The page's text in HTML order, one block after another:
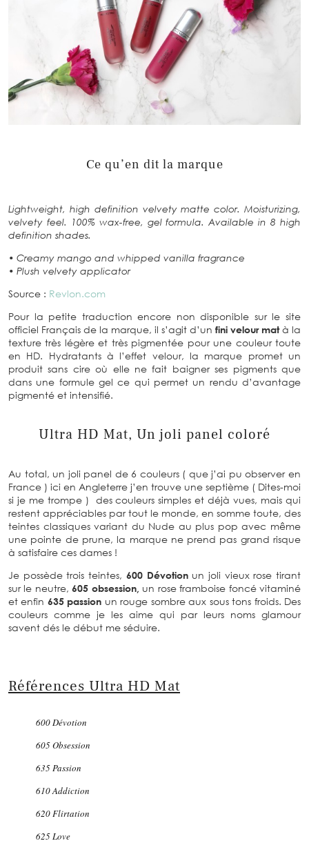
Ce qu’en dit la marque
Lightweight, high definition velvety matte color. Moisturizing,
velvety feel. 100% wax-free, gel formula. Available in 8 high
definition shades.
• Creamy mango and whipped vanilla fragrance
• Plush velvety applicator
Source : Revlon.com
Pour la petite traduction encore non disponible sur le site
officiel Français de la marque, il s’agit d’un fini velour matà la
texture très légère et très pigmentée pour une couleur toute
en HD. Hydratants à l’effet velour, la marque promet un
produit sans cire où elle ne fait baigner ses pigments que
dans une formule gel ce qui permet un rendu d’avantage
pigmenté et intensifié.
Ultra HD Mat, Un joli panel coloré
Au total, un joli panel de 6 couleurs ( que j’ai pu observer en
France ) ici en Angleterre j’en trouve une septième ( Dites-moi
si je me trompe ) des couleurs simples et déjà vues, mais qui
restent appréciables par tout le monde, en somme toute, des
teintes classiques variant du Nude au plus pop avec même
une pointe de prune, la marque ne prend pas grand risque
à satisfaire ces dames !
Je possède trois teintes, 600 Dévotionun joli vieux rose tirant
sur le neutre,605 obsession, un rose framboise foncé vitaminé
et enfin 635 passion un rouge sombre aux sous tons froids. Des
couleurs comme je les aime qui par leurs noms glamour
savent dés le début me séduire.
Références Ultra HD Mat
600 Dévotion
605 Obsession
635 Passion
610 Addiction
620 Flirtation
625 Love